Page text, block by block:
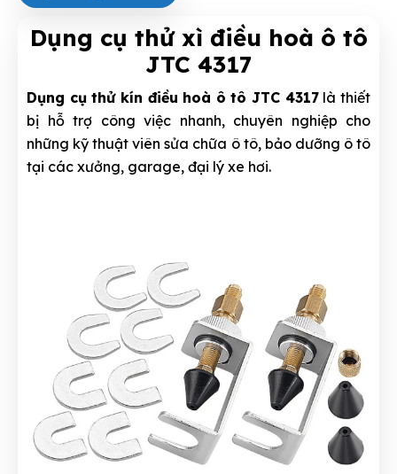
Dụng cụ thử xì điều hoà ô tô
JTC 4317
Dụng cụ thử kín điều hoà ô tô JTC 4317là thiết
bị hỗ trợ công việc nhanh, chuyên nghiệp cho
những kỹ thuật viên sửa chữa ô tô, bảo dưỡng ô tô
tại các xưởng, garage, đại lý xe hơi.